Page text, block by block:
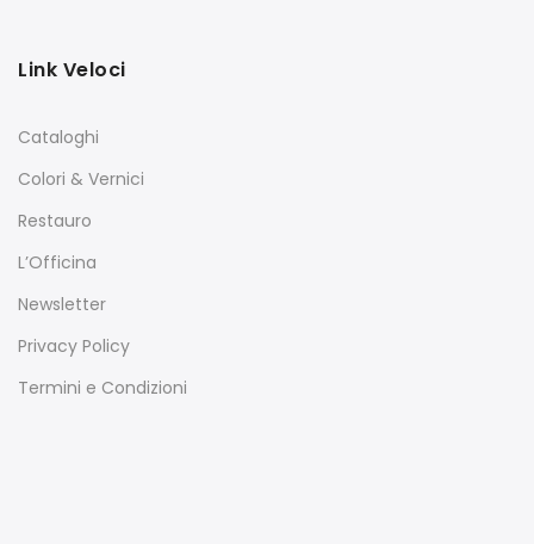
Link Veloci
Cataloghi
Colori & Vernici
Restauro
L’Officina
Newsletter
Privacy Policy
Termini e Condizioni